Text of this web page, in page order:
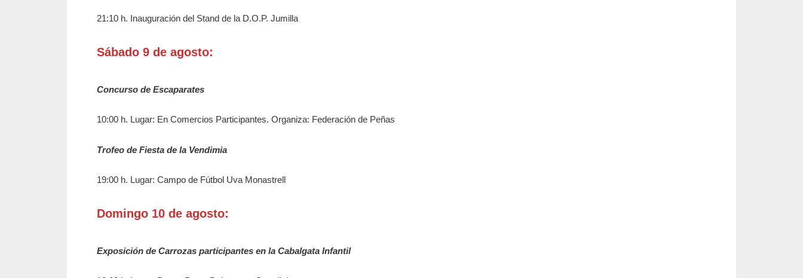
21:10 h. Inauguración del Stand de la D.O.P. Jumilla
Sábado 9 de agosto:
Concurso de Escaparates
10:00 h. Lugar: En Comercios Participantes. Organiza: Federación de Peñas
Trofeo de Fiesta de la Vendimia
19:00 h. Lugar: Campo de Fútbol Uva Monastrell
Domingo 10 de agosto:
Exposición de Carrozas participantes en la Cabalgata Infantil